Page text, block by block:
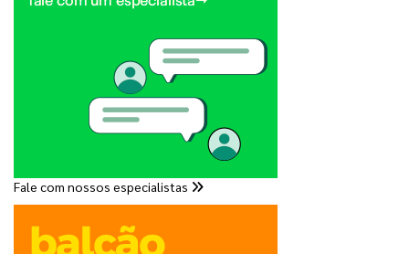
Fale com nossos especialistas